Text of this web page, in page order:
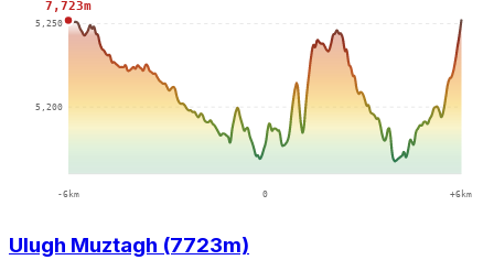
Ulugh Muztagh (7723m)